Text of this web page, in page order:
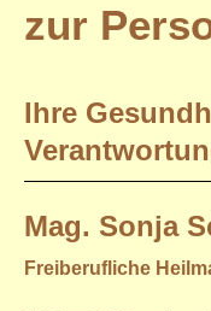
zur
Ihre
Mag. Sonja
Freiberufliche